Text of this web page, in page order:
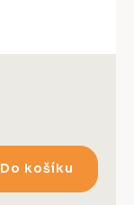
Do košíku